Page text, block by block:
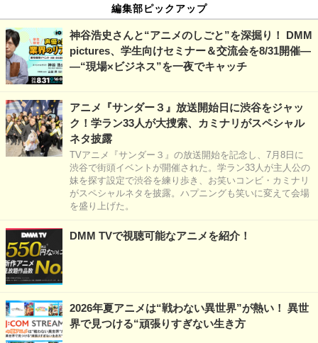
編集部ピックアップ
神谷浩史さんと“アニメのしごと”を深掘り！ DMM
pictures、学生向けセミナー＆交流会を8/31開催―
―“現場×ビジネス”を一夜でキャッチ
アニメ『サンダー３』放送開始日に渋谷をジャッ
ク！学ラン33人が大捜索、カミナリがスペシャル
ネタ披露
TVアニメ『サンダー３』の放送開始を記念し、7月8日に
渋谷で街頭イベントが開催された。学ラン33人が主人公の
妹を探す設定で渋谷を練り歩き、お笑いコンビ・カミナリ
がスペシャルネタを披露。ハプニングも笑いに変えて会場
を盛り上げた。
DMM TVで視聴可能なアニメを紹介！
2026年夏アニメは“戦わない異世界”が熱い！ 異世
界で見つける“頑張りすぎない生き方